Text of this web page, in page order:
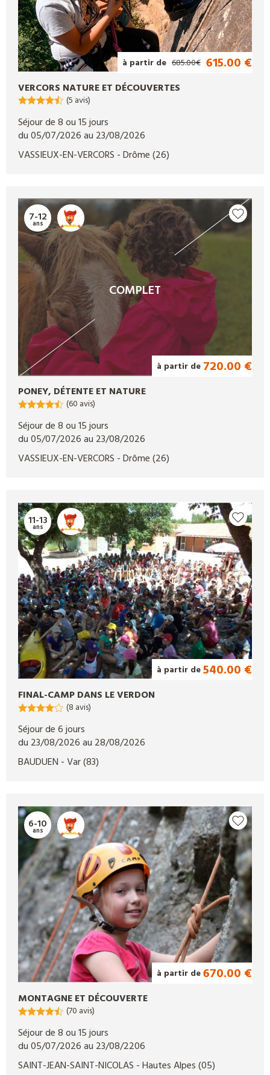
à partir de 685.00€ 615.00 €
VERCORS NATURE ET DÉCOUVERTES
(5 avis)
Séjour de 8 ou 15 jours
du 05/07/2026 au 23/08/2026
VASSIEUX-EN-VERCORS - Drôme(26)
COMPLET
7-12
ans
à partir de 720.00 €
PONEY, DÉTENTE ET NATURE
(60 avis)
Séjour de 8 ou 15 jours
du 05/07/2026 au 23/08/2026
VASSIEUX-EN-VERCORS - Drôme(26)
11-13
ans
à partir de540.00 €
FINAL-CAMP DANS LE VERDON
(8 avis)
Séjour de 6 jours
du 23/08/2026 au 28/08/2026
BAUDUEN - Var(83)
6-10
ans
à partir de670.00 €
MONTAGNE ET DÉCOUVERTE
(70 avis)
Séjour de 8 ou 15 jours
du 05/07/2026 au 23/08/2206
SAINT-JEAN-SAINT-NICOLAS - Hautes Alpes(05)